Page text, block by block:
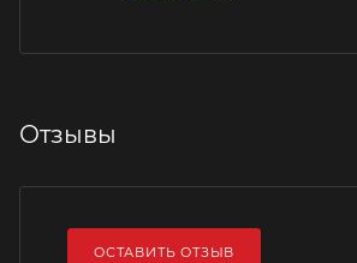
Отзывы
ОСТАВИТЬ ОТЗЫВ